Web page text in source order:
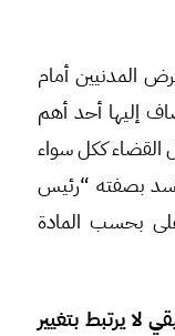
المدنيين أمام
إليها أحد أهم
القضاء ككل سواء
بصفته “رئيس
بحسب المادة
لا يرتبط بتغيير